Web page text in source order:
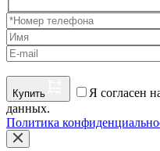
Купить
Я согласен
данных.
Политика